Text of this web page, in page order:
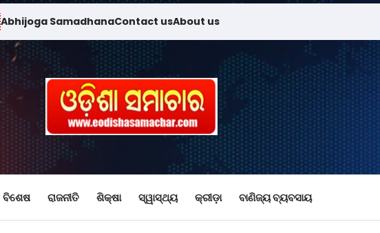
Abhijoga SamadhanaContact usAbout us
ବିଶେଷ ରାଜନୀତି ଶିକ୍ଷା ସ୍ୱାସ୍ଥ୍ୟ କ୍ରୀଡ଼ା ବାଣିଜ୍ୟ ବ୍ୟବସାୟ